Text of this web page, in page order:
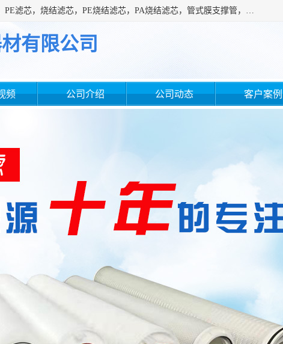
广州滤源过滤器材有限公司主营经营产品有：PTFE烧结滤芯、PE滤芯，烧结滤芯，PE烧结滤芯，PA烧结滤芯，管式膜支撑管，真空上料机滤芯，粉末烧结滤芯，止溢滤芯，吸头滤芯，湿化瓶滤芯、不锈钢烧结滤芯等。公司现拥有一批精干的管理人员和一支高素质的技术队伍，舒适优雅的办公环境和拥有全新现代化标准厂房。
有限公司
频 公司介绍 公司动态 客户案例